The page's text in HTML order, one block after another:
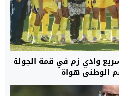
وادي زم في قمة الجولة